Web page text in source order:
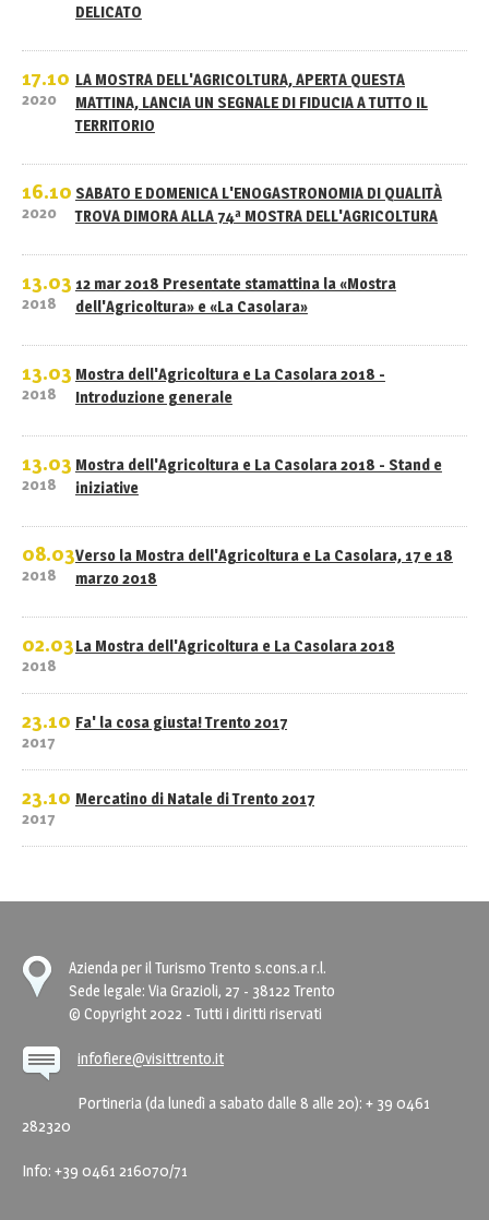
DELICATO
17.10
2020
LA MOSTRA DELL'AGRICOLTURA, APERTA QUESTA
MATTINA, LANCIA UN SEGNALE DI FIDUCIA A TUTTO IL
TERRITORIO
16.10
2020
SABATO E DOMENICA L'ENOGASTRONOMIA DI QUALITÀ
TROVA DIMORA ALLA 74ª MOSTRA DELL'AGRICOLTURA
13.03
2018
12 mar 2018 Presentate stamattina la «Mostra
dell'Agricoltura» e «La Casolara»
13.03
2018
Mostra dell'Agricoltura e La Casolara 2018 -
Introduzione generale
13.03
2018
Mostra dell'Agricoltura e La Casolara 2018 - Stand e
iniziative
08.03
2018
Verso la Mostra dell'Agricoltura e La Casolara, 17 e 18
marzo 2018
02.03
2018
La Mostra dell'Agricoltura e La Casolara 2018
23.10
2017
Fa' la cosa giusta! Trento 2017
23.10
2017
Mercatino di Natale di Trento 2017
Azienda per il Turismo Trento s.cons.a r.l.
Sede legale: Via Grazioli, 27 - 38122 Trento
© Copyright 2022 - Tutti i diritti riservati
infofiere@visittrento.it
Portineria (da lunedì a sabato dalle 8 alle 20): + 39 0461
282320
Info: +39 0461 216070/71